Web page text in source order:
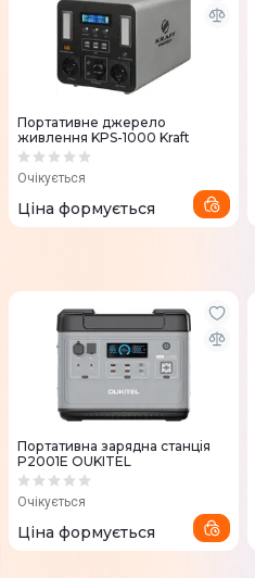
Портативне джерело
живлення KPS-1000 Kraft
Очікується
Ціна формується
Портативна зарядна станція
P2001E OUKITEL
Очікується
Ціна формується